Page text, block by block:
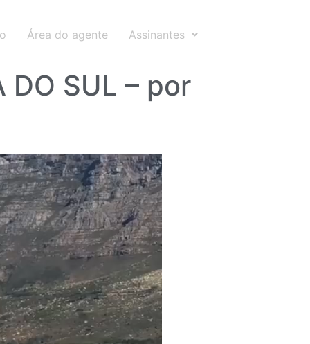
Área do agente Assinantes
DO SUL – por